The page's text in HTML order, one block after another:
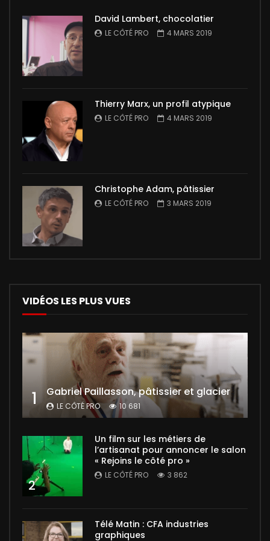
David Lambert, chocolatier
LE CÔTÉ PRO 4 MARS 2019
Thierry Marx, un profil atypique
LE CÔTÉ PRO 4 MARS 2019
Christophe Adam, pâtissier
LE CÔTÉ PRO 3 MARS 2019
VIDÉOS LES PLUS VUES
1 Gabriel Paillasson, pâtissier et glacier
LE CÔTÉ PRO 10 681
2
Un film sur les métiers de
l’artisanat pour annoncer le salon
« Rejoins le côté pro »
LE CÔTÉ PRO 3 862
Télé Matin : CFA industries
graphiques